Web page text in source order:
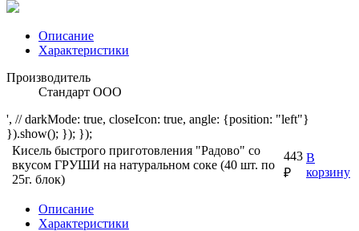
Описание
Характеристики
Производитель
Стандарт ООО
', // darkMode: true, closeIcon: true, angle: {position: "left"}
}).show(); }); });
Кисель быстрого приготовления "Радово" со
вкусом ГРУШИ на натуральном соке (40 шт. по
25г. блок)
443
₽
В
корзину
Описание
Характеристики